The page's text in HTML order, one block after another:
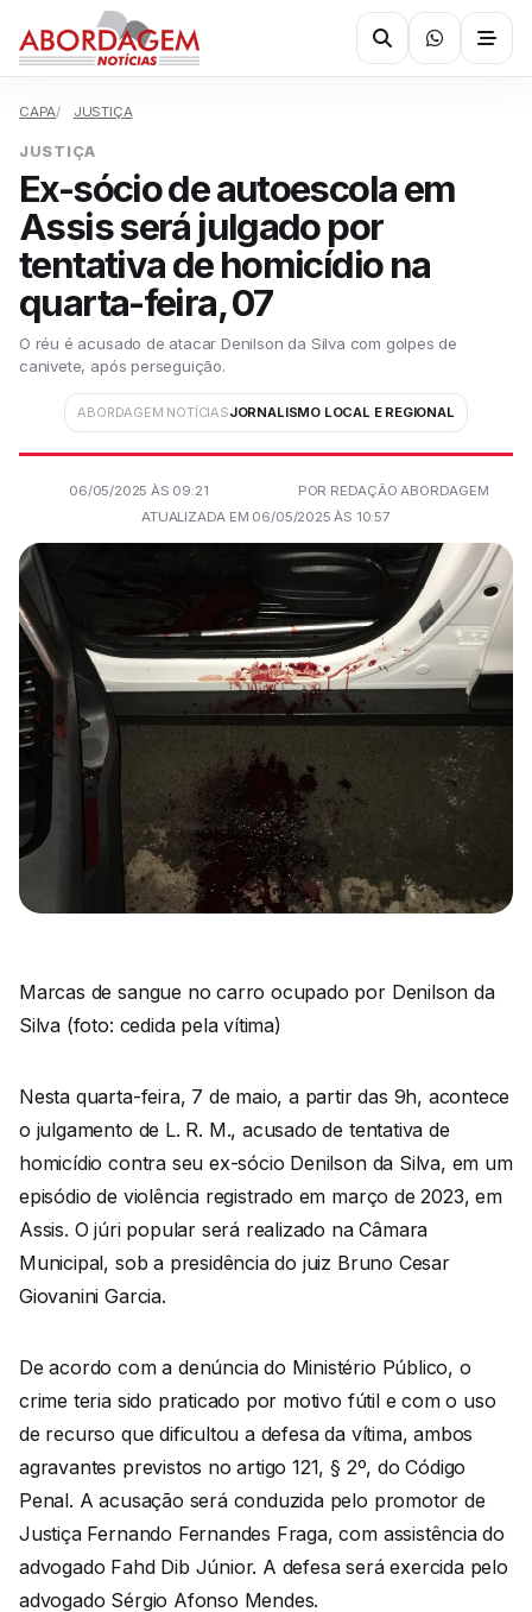
CAPA JUSTIÇA
JUSTIÇA
Ex-sócio de autoescola em
Assis será julgado por
tentativa de homicídio na
quarta-feira, 07
O réu é acusado de atacar Denilson da Silva com golpes de
canivete, após perseguição.
ABORDAGEM NOTÍCIASJORNALISMO LOCAL E REGIONAL
06/05/2025 ÀS 09:21
POR REDAÇÃO ABORDAGEM
ATUALIZADA EM 06/05/2025 ÀS 10:57
Marcas de sangue no carro ocupado por Denilson da
Silva (foto: cedida pela vítima)
Nesta quarta-feira, 7 de maio, a partir das 9h, acontece
o julgamento de L. R. M., acusado de tentativa de
homicídio contra seu ex-sócio Denilson da Silva, em um
episódio de violência registrado em março de 2023, em
Assis. O júri popular será realizado na Câmara
Municipal, sob a presidência do juiz Bruno Cesar
Giovanini Garcia.
De acordo com a denúncia do Ministério Público, o
crime teria sido praticado por motivo fútil e com o uso
de recurso que dificultou a defesa da vítima, ambos
agravantes previstos no artigo 121, § 2º, do Código
Penal. A acusação será conduzida pelo promotor de
Justiça Fernando Fernandes Fraga, com assistência do
advogado Fahd Dib Júnior. A defesa será exercida pelo
advogado Sérgio Afonso Mendes.